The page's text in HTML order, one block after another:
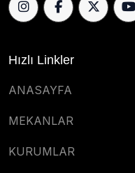
Hızlı Linkler
ANASAYFA
MEKANLAR
KURUMLAR